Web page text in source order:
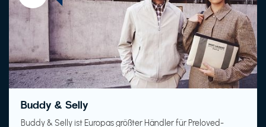
Buddy & Selly
Buddy & Selly ist Europas größter Händler für Preloved-